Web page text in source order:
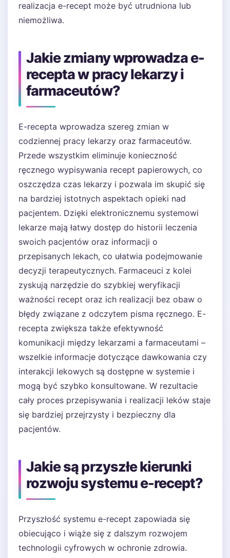
realizacja e-recept może być utrudniona lub
niemożliwa.
Jakie zmiany wprowadza e-
recepta w pracy lekarzy i
farmaceutów?
E-recepta wprowadza szereg zmian w
codziennej pracy lekarzy oraz farmaceutów.
Przede wszystkim eliminuje konieczność
ręcznego wypisywania recept papierowych, co
oszczędza czas lekarzy i pozwala im skupić się
na bardziej istotnych aspektach opieki nad
pacjentem. Dzięki elektronicznemu systemowi
lekarze mają łatwy dostęp do historii leczenia
swoich pacjentów oraz informacji o
przepisanych lekach, co ułatwia podejmowanie
decyzji terapeutycznych. Farmaceuci z kolei
zyskują narzędzie do szybkiej weryfikacji
ważności recept oraz ich realizacji bez obaw o
błędy związane z odczytem pisma ręcznego. E-
recepta zwiększa także efektywność
komunikacji między lekarzami a farmaceutami –
wszelkie informacje dotyczące dawkowania czy
interakcji lekowych są dostępne w systemie i
mogą być szybko konsultowane. W rezultacie
cały proces przepisywania i realizacji leków staje
się bardziej przejrzysty i bezpieczny dla
pacjentów.
Jakie są przyszłe kierunki
rozwoju systemu e-recept?
Przyszłość systemu e-recept zapowiada się
obiecująco i wiąże się z dalszym rozwojem
technologii cyfrowych w ochronie zdrowia.